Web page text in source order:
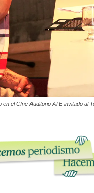
el CIne Auditorio ATE invitado al